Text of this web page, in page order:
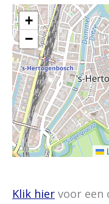
+
−
Klik hier voor een